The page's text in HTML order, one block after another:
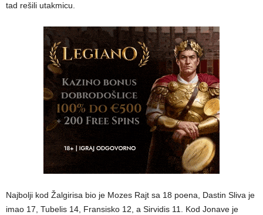
tad rešili utakmicu.
Najbolji kod Žalgirisa bio je Mozes Rajt sa 18 poena, Dastin Sliva je
imao 17, Tubelis 14, Fransisko 12, a Sirvidis 11. Kod Jonave je